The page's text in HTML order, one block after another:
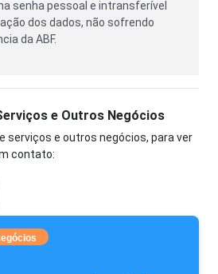
senha pessoal e intransferível
dos dados, não sofrendo
da ABF.
e Outros Negócios
serviços e outros negócios, para ver
contato: